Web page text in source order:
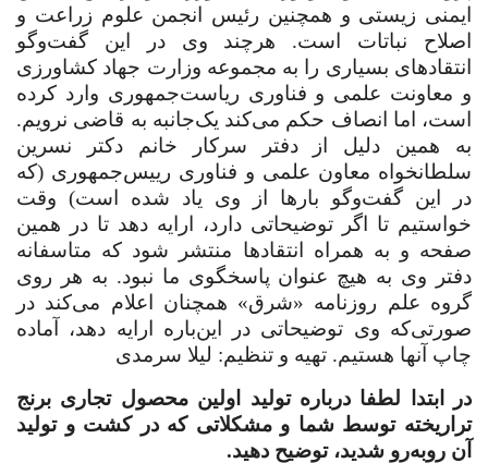
ایمنی زیستی و همچنین رئیس انجمن علوم زراعت و
اصلاح نباتات است. هرچند وی در این گفت‌وگو
انتقادهای بسیاری را به مجموعه وزارت جهاد کشاورزی
و معاونت علمی و فناوری ریاست‌جمهوری وارد کرده
است، اما انصاف حکم می‌کند یک‌جانبه به قاضی نرویم.
به همین دلیل از دفتر سرکار خانم دکتر نسرین
سلطانخواه معاون علمی و فناوری رییس‌جمهوری (که
در این گفت‌وگو بارها از وی یاد شده است) وقت
خواستیم تا اگر توضیحاتی دارد، ارایه دهد تا در همین
صفحه و به همراه انتقادها منتشر شود که متاسفانه
دفتر وی به هیچ عنوان پاسخگوی ما نبود. به هر روی
گروه علم روزنامه «شرق» همچنان اعلام می‌کند در
صورتی‌که وی توضیحاتی در این‌باره ارایه دهد، آماده
چاپ آنها هستیم. تهیه و تنظیم: لیلا سرمدی
‌در ابتدا لطفا درباره تولید اولین محصول تجاری برنج
تراریخته توسط شما و مشکلاتی که در کشت و تولید
آن روبه‌رو شدید، توضیح دهید.